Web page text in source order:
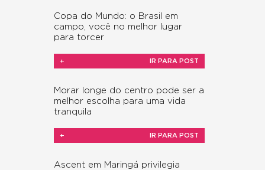
Copa do Mundo: o Brasil em
campo, você no melhor lugar
para torcer
+ IR PARA POST
Morar longe do centro pode ser a
melhor escolha para uma vida
tranquila
+ IR PARA POST
Ascent em Maringá privilegia